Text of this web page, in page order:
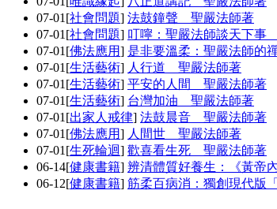
07-01 [社會問題] 法鼓鐘聲 聖嚴法師著
07-01 [社會問題] 叮嚀：聖嚴法師談天下事
07-01 [佛法應用] 是非要溫柔：聖嚴法師
07-01 [生活藝術] 人行道 聖嚴法師著
07-01 [生活藝術] 平安的人間 聖嚴法師著
07-01 [生活藝術] 台灣加油 聖嚴法師著
07-01 [出家人戒律] 法鼓晨音 聖嚴法師著
07-01 [佛法應用] 人間世 聖嚴法師著
07-01 [生死輪迴] 歡喜看生死 聖嚴法師著
06-14[健康書籍] 辨清體質好養生：《黃帝
06-12[健康書籍] 筋柔百病消：獨創現代